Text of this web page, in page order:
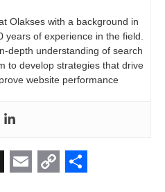
Olakses with a background in
years of experience in the field.
depth understanding of search
to develop strategies that drive
website performance